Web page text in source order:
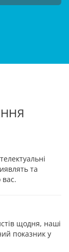
та
щодня, наші
показник у